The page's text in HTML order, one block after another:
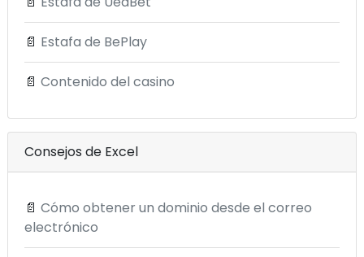
📄 Estafa de BePlay
📄 Contenido del casino
Consejos de Excel
📄 Cómo obtener un dominio desde el correo
electrónico